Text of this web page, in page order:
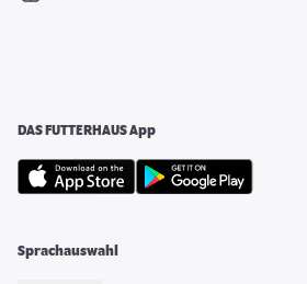
DAS FUTTERHAUS App
Sprachauswahl